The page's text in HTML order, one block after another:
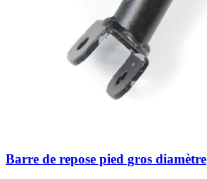
Barre de repose pied gros diamètre